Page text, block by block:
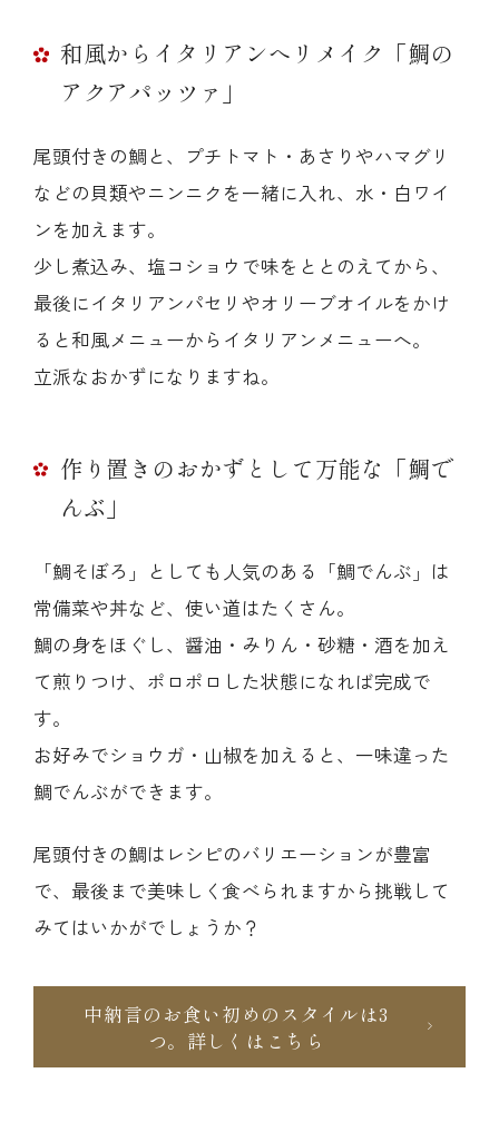
和風からイタリアンへリメイク「鯛の
アクアパッツァ」
尾頭付きの鯛と、プチトマト・あさりやハマグリ
などの貝類やニンニクを一緒に入れ、水・白ワイ
ンを加えます。
少し煮込み、塩コショウで味をととのえてから、
最後にイタリアンパセリやオリーブオイルをかけ
ると和風メニューからイタリアンメニューへ。
立派なおかずになりますね。
作り置きのおかずとして万能な「鯛で
んぶ」
「鯛そぼろ」としても人気のある「鯛でんぶ」は
常備菜や丼など、使い道はたくさん。
鯛の身をほぐし、醤油・みりん・砂糖・酒を加え
て煎りつけ、ポロポロした状態になれば完成で
す。
お好みでショウガ・山椒を加えると、一味違った
鯛でんぶができます。
尾頭付きの鯛はレシピのバリエーションが豊富
で、最後まで美味しく食べられますから挑戦して
みてはいかがでしょうか？
中納言のお食い初めのスタイルは3
つ。詳しくはこちら